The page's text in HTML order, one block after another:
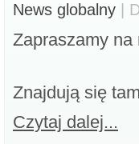
News globalny |
Zapraszamy
Znajdują się
Czytaj dalej...